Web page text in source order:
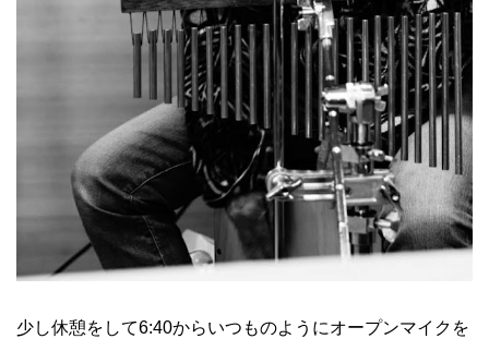
少し休憩をして6:40からいつものようにオープンマイクを